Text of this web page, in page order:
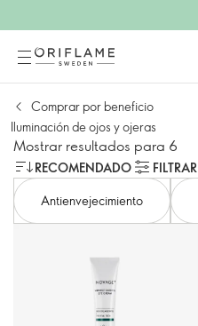
Comprar por beneficio
Iluminación de ojos y ojeras
Mostrar resultados para 6
RECOMENDADO
FILTRAR
Antienvejecimiento